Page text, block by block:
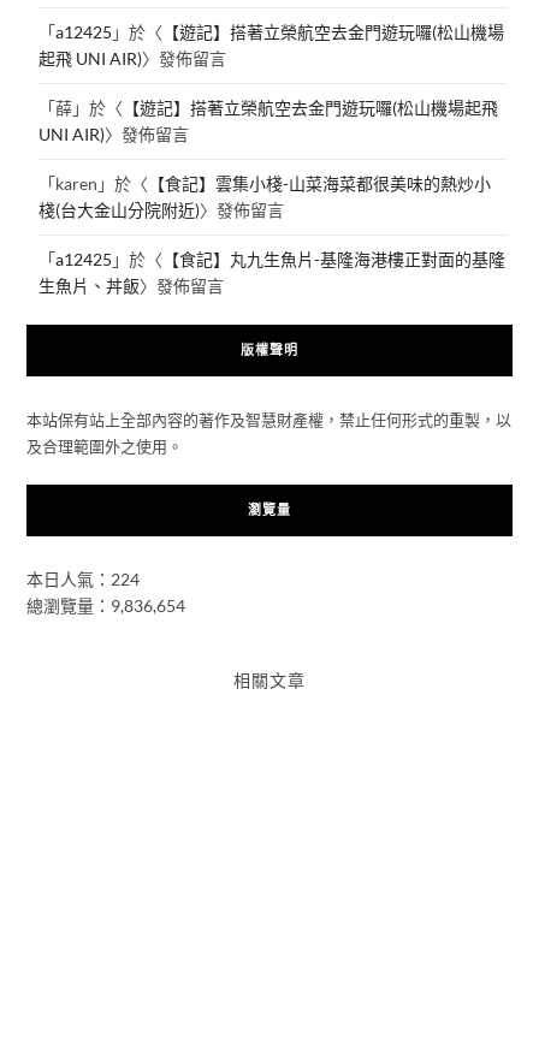
「a12425 」於〈 【遊記】搭著立榮航空去金門遊玩囉(松山機場
起飛 UNI AIR)〉發佈留言
「薛」於〈 【遊記】搭著立榮航空去金門遊玩囉(松山機場起飛
UNI AIR)〉發佈留言
「karen 」於〈 【食記】雲集小棧-山菜海菜都很美味的熱炒小
棧(台大金山分院附近)〉發佈留言
「a12425 」於〈 【食記】丸九生魚片-基隆海港樓正對面的基隆
生魚片、丼飯〉發佈留言
版權聲明
本站保有站上全部內容的著作及智慧財產權，禁止任何形式的重製，以
及合理範圍外之使用。
瀏覽量
本日人氣：224
總瀏覽量：9,836,654
相關文章